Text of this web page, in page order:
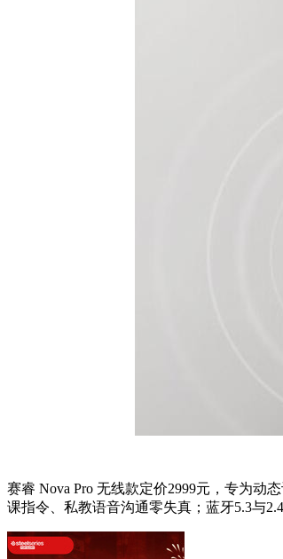
赛睿 Nova Pro 无线款定价2999元，专为动
课指令、私教语音沟通零失真；蓝牙5.3与